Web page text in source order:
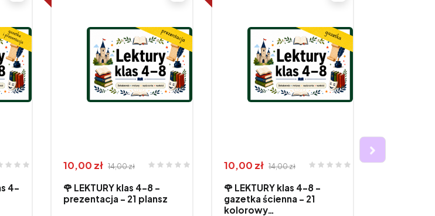
4–
10,00 zł 14,00 zł
🌹 LEKTURY klas 4–8 -
prezentacja - 21 plansz
10,00 zł 14,00 zł
🌹 LEKTURY klas 4–8 –
gazetka ścienna - 21
kolorowy…